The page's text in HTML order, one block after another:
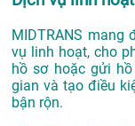
MIDTRANS
vụ linh hoạt, cho
hồ sơ hoặc gửi
gian và tạo điều
bận rộn.